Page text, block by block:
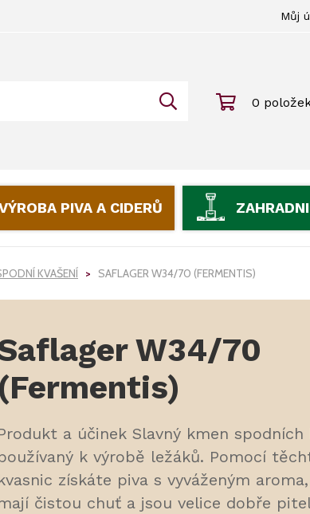
Můj
0
PIVA A CIDERŮ
KVAŠENÍ SAFLAGER W34/70 (FERMENTIS)
W34/70
(Fermentis)
a účinek Slavný kmen spodních
k výrobě ležáků. Pomocí
získáte piva s vyváženým
čistou chuť a jsou velice dobře